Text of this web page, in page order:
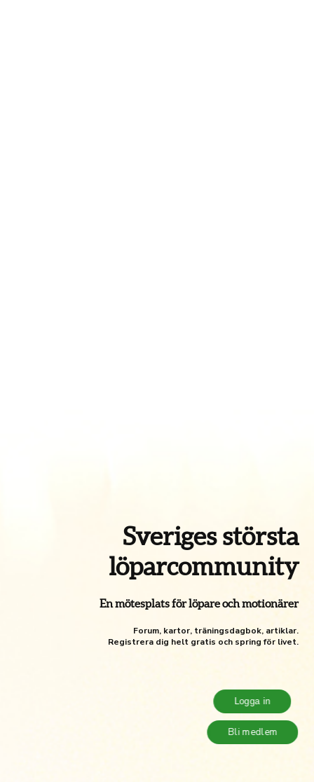
Sveriges största
löparcommunity
En mötesplats för löpare och motionärer
Forum, kartor, träningsdagbok, artiklar.
Registrera dig helt gratis och spring för livet.
Logga in
Bli medlem